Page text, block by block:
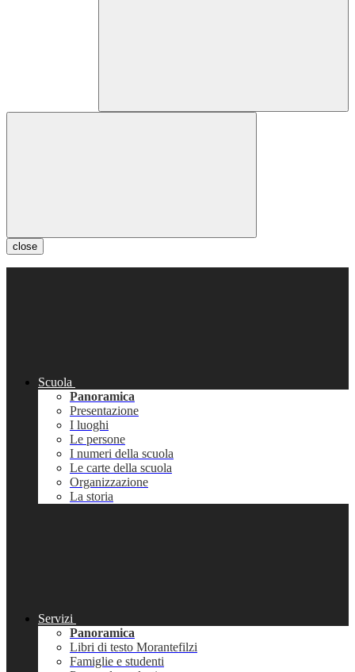
close
Scuola
Panoramica
Presentazione
I luoghi
Le persone
I numeri della scuola
Le carte della scuola
Organizzazione
La storia
Servizi
Panoramica
Libri di testo Morantefilzi
Famiglie e studenti